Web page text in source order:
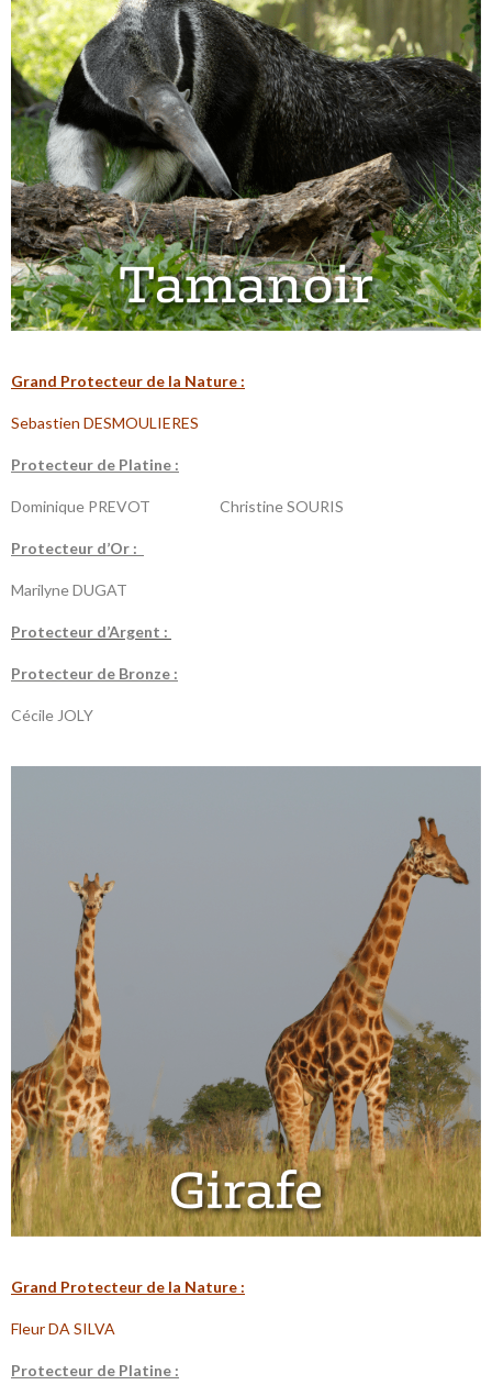
Grand Protecteur de la Nature :
Sebastien DESMOULIERES
Protecteur de Platine :
Dominique PREVOT Christine SOURIS
Protecteur d’Or :
Marilyne DUGAT
Protecteur d’Argent :
Protecteur de Bronze :
Cécile JOLY
Grand Protecteur de la Nature :
Fleur DA SILVA
Protecteur de Platine :